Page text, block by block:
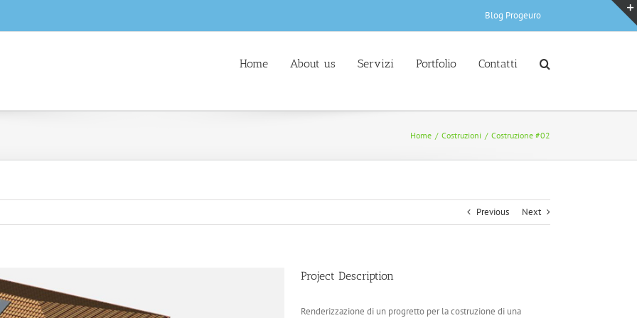
Blog Progeuro
Home About us Servizi Portfolio Contatti
Home / Costruzioni / Costruzione #02
Previous Next
Project Description
Renderizzazione di un progretto per la costruzione di una